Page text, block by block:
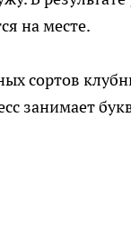
на месте.
сортов
занимает